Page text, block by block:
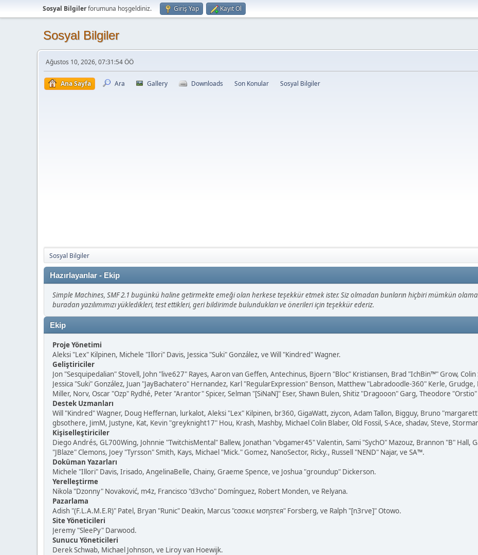
Sosyal Bilgilerforumuna hoşgeldiniz. Giriş Yap Kayıt Ol
Sosyal Bilgiler
Ağustos 10, 2026, 07:31:54 ÖÖ
Ana Sayfa Ara Gallery Downloads Son Konular Sosyal Bilgiler
Sosyal Bilgiler
Hazırlayanlar - Ekip
Simple Machines, SMF 2.1 bugünkü haline getirmekte emeği olan herkese teşekkür etmek ister. Siz olmadan bunların hiçbiri mümkün
buradan yazılımımızı yükledikleri, test ettikleri, geri bildirimde bulundukları ve önerileri için teşekkür ederiz.
Ekip
Proje Yönetimi
Aleksi "Lex" Kilpinen, Michele "Illori" Davis, Jessica "Suki" González, ve Will "Kindred" Wagner.
Geliştiriciler
Jon "Sesquipedalian" Stovell, John "live627" Rayes, Aaron van Geffen, Antechinus, Bjoern "Bloc" Kristiansen, Brad "IchBin™" Grow,
Jessica "Suki" González, Juan "JayBachatero" Hernandez, Karl "RegularExpression" Benson, Matthew "Labradoodle-360" Kerle,
Miller, Norv, Oscar "Ozp" Rydhé, Peter "Arantor" Spicer, Selman "[SiNaN]" Eser, Shawn Bulen, Shitiz "Dragooon" Garg, Theodore
Destek Uzmanları
Will "Kindred" Wagner, Doug Heffernan, lurkalot, Aleksi "Lex" Kilpinen, br360, GigaWatt, ziycon, Adam Tallon, Bigguy, Bruno
gbsothere, JimM, Justyne, Kat, Kevin "greyknight17" Hou, Krash, Mashby, Michael Colin Blaber, Old Fossil, S-Ace, shadav, Steve,
Kişiselleştiriciler
Diego Andrés, GL700Wing, Johnnie "TwitchisMental" Ballew, Jonathan "vbgamer45" Valentin, Sami "SychO" Mazouz, Brannon "B" Hall,
"JBlaze" Clemons, Joey "Tyrsson" Smith, Kays, Michael "Mick." Gomez, NanoSector, Ricky., Russell "NEND" Najar, ve SA™.
Doküman Yazarları
Michele "Illori" Davis, Irisado, AngelinaBelle, Chainy, Graeme Spence, ve Joshua "groundup" Dickerson.
Yerelleştirme
Nikola "Dzonny" Novaković, m4z, Francisco "d3vcho" Domínguez, Robert Monden, ve Relyana.
Pazarlama
Adish "(F.L.A.M.E.R)" Patel, Bryan "Runic" Deakin, Marcus "cσσкιє мσηѕтєя" Forsberg, ve Ralph "[n3rve]" Otowo.
Site Yöneticileri
Jeremy "SleePy" Darwood.
Sunucu Yöneticileri
Derek Schwab, Michael Johnson, ve Liroy van Hoewijk.